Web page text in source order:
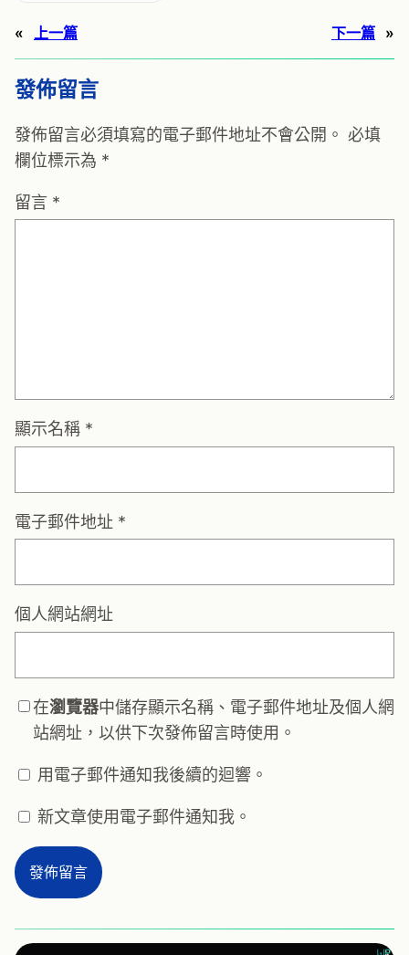
« 上一篇 下一篇 »
發佈留言
發佈留言必須填寫的電子郵件地址不會公開。 必填
欄位標示為 *
留言 *
顯示名稱 *
電子郵件地址 *
個人網站網址
在瀏覽器中儲存顯示名稱、電子郵件地址及個人網
站網址，以供下次發佈留言時使用。
用電子郵件通知我後續的迴響。
新文章使用電子郵件通知我。